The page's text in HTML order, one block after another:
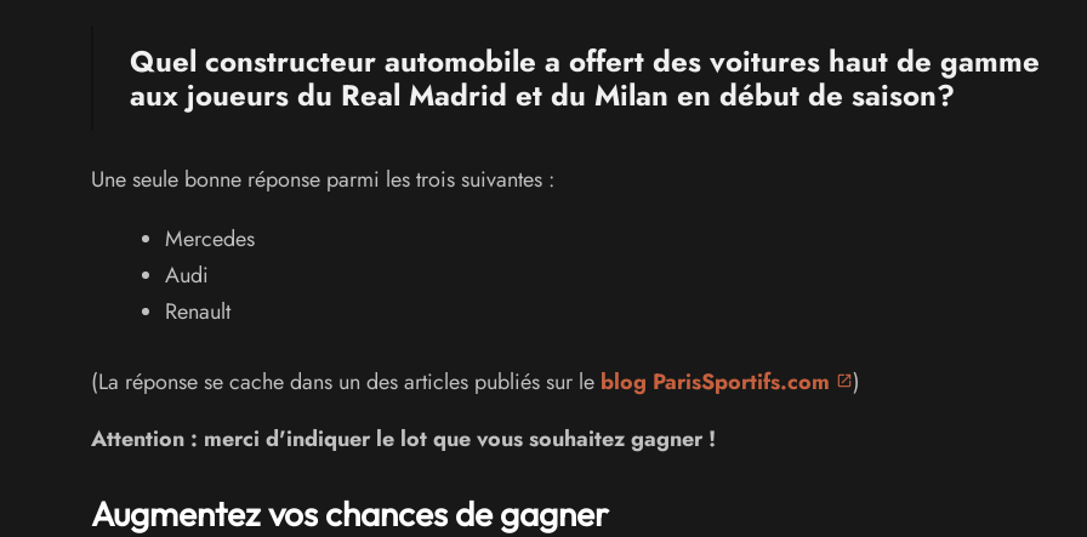
Quel constructeur automobile a offert des voitures haut de gamme
aux joueurs du Real Madrid et du Milan en début de saison?
Une seule bonne réponse parmi les trois suivantes :
Mercedes
Audi
Renault
(La réponse se cache dans un des articles publiés sur le blog ParisSportifs.com
)
Attention : merci d'indiquer le lot que vous souhaitez gagner !
Augmentez vos chances de gagner